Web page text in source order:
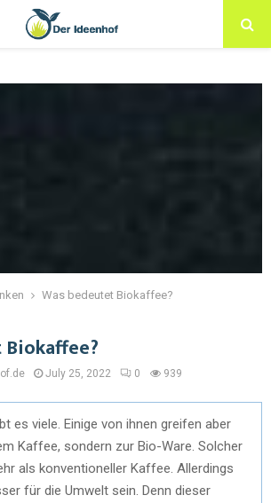
Was bedeutet Biokaffee?
July 25, 2022 0 939
es viele. Einige von ihnen greifen aber
Kaffee, sondern zur Bio-Ware. Solcher
als konventioneller Kaffee. Allerdings
für die Umwelt sein. Denn dieser